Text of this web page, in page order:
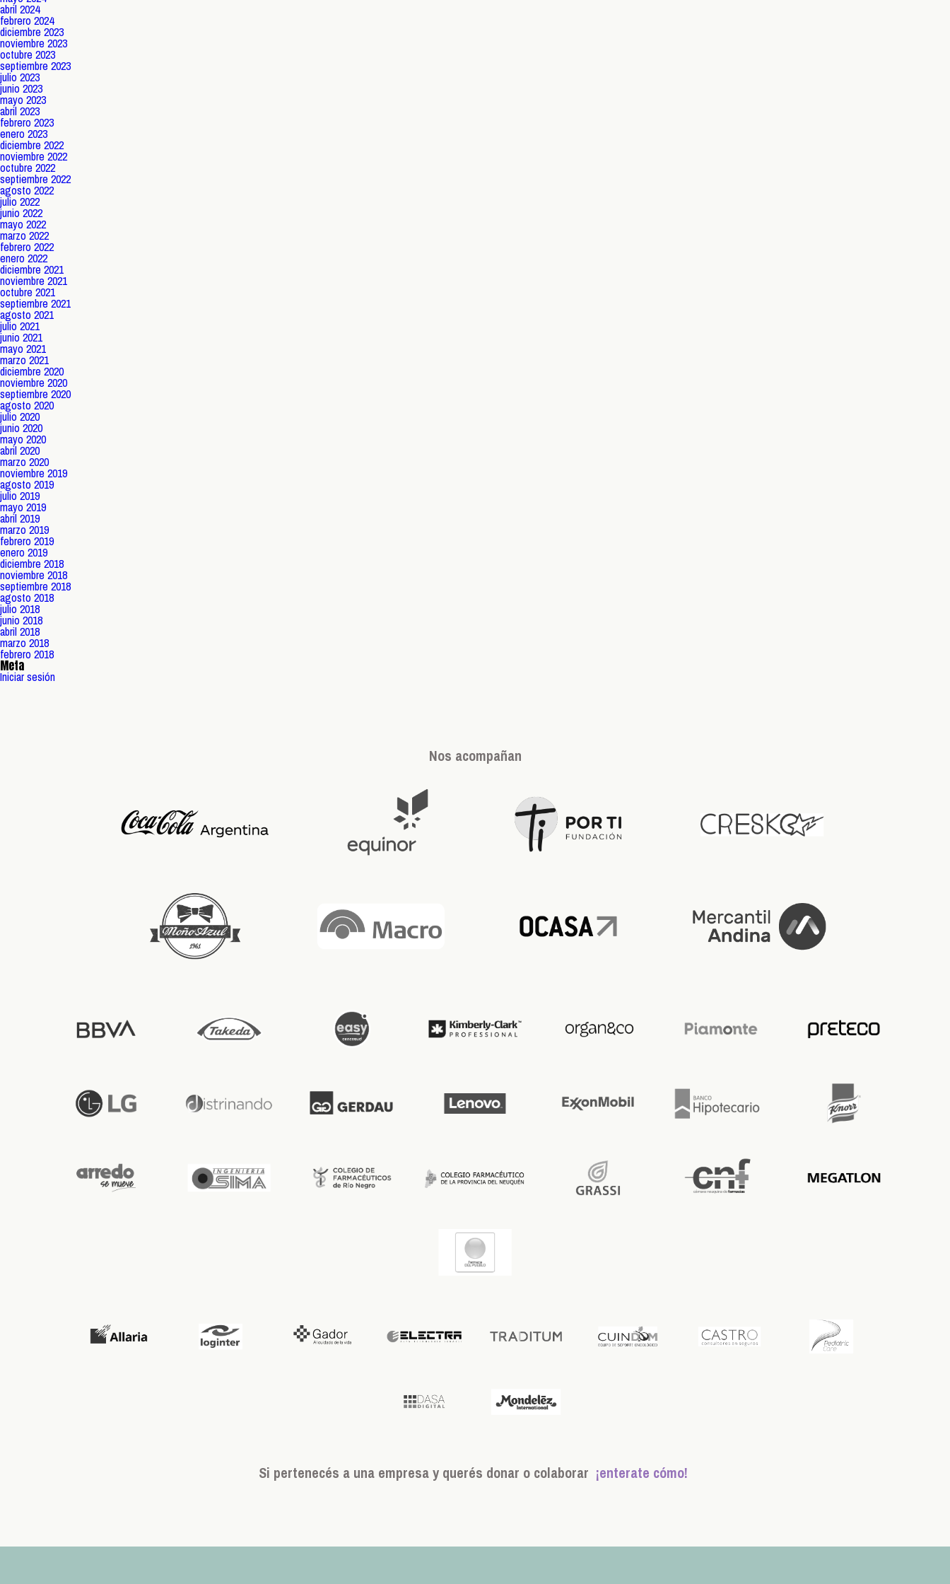
abril 2024
febrero 2024
diciembre 2023
noviembre 2023
octubre 2023
septiembre 2023
julio 2023
junio 2023
mayo 2023
abril 2023
febrero 2023
enero 2023
diciembre 2022
noviembre 2022
octubre 2022
septiembre 2022
agosto 2022
julio 2022
junio 2022
mayo 2022
marzo 2022
febrero 2022
enero 2022
diciembre 2021
noviembre 2021
octubre 2021
septiembre 2021
agosto 2021
julio 2021
junio 2021
mayo 2021
marzo 2021
diciembre 2020
noviembre 2020
septiembre 2020
agosto 2020
julio 2020
junio 2020
mayo 2020
abril 2020
marzo 2020
noviembre 2019
agosto 2019
julio 2019
mayo 2019
abril 2019
marzo 2019
febrero 2019
enero 2019
diciembre 2018
noviembre 2018
septiembre 2018
agosto 2018
julio 2018
junio 2018
abril 2018
marzo 2018
febrero 2018
Meta
Iniciar sesión
Nos acompañan
Si pertenecés a una empresa y querés donar o colaborar ¡enterate cómo!